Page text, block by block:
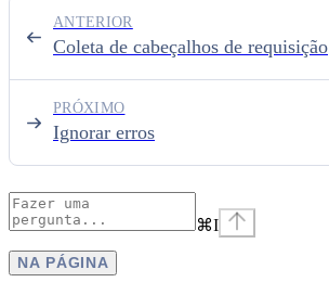
Coleta de cabeçalhos de requisição
ANTERIOR
Ignorar erros
PRÓXIMO
⌘I
NA PÁGINA